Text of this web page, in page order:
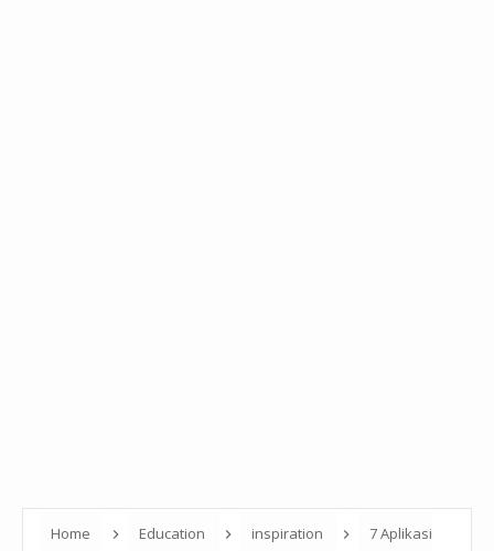
Home Education inspiration 7 Aplikasi